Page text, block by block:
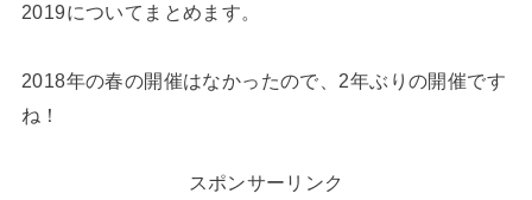
2019についてまとめます。
2018年の春の開催はなかったので、2年ぶりの開催です
ね！
スポンサーリンク